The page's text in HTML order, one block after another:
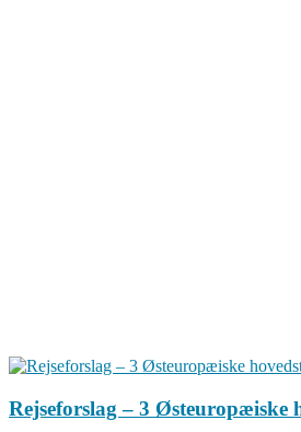
Rejseforslag – 3 Østeuropæiske